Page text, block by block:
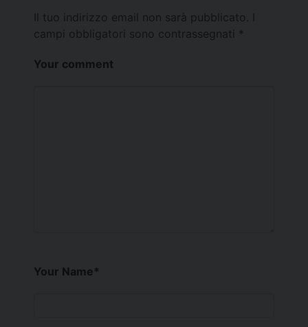
Il tuo indirizzo email non sarà pubblicato.
campi obbligatori sono contrassegnati *
Your comment
Your Name*